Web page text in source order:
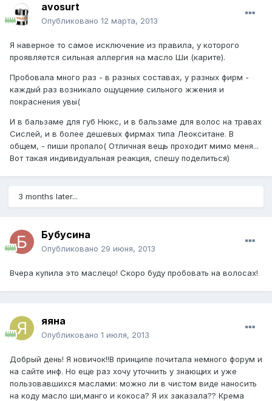
avosurt
Опубликовано 12 марта, 2013
Я наверное то самое исключение из правила, у которого
проявляется сильная аллергия на масло Ши (карите).
Пробовала много раз - в разных составах, у разных фирм -
каждый раз возникало ощущение сильного жжения и
покраснения увы(
И в бальзаме для губ Нюкс, и в бальзаме для волос на травах
Сислей, и в более дешевых фирмах типа Леокситане. В
общем, - пиши пропало( Отличная вещь проходит мимо меня...
Вот такая индивидуальная реакция, спешу поделиться)
3 months later...
Бубусина
Опубликовано 29 июня, 2013
Вчера купила это маслецо! Скоро буду пробовать на волосах!
яяна
Опубликовано 1 июля, 2013
Добрый день! Я новичок!!В принципе почитала немного форум и
на сайте инф. Но еще раз хочу уточнить у знающих и уже
пользовавшихся маслами: можно ли в чистом виде наносить
на коду масло ши,манго и кокоса? Я их заказала?? Крема